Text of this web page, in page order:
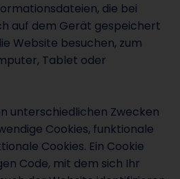
die bei
auf dem Gerät gespeichert
Website besuchen, zum
Tablet oder
unterschiedlichen Zwecken
Cookies, funktionale
Cookies. Ein Cookie
Code, mit dem sich Ihr